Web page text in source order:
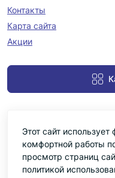
Контакты
Карта сайта
Акции
Этот сайт
комфортной работы
просмотр страниц
политикой